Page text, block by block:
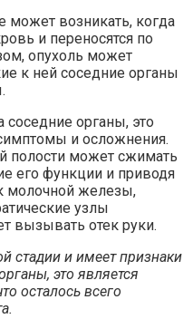
может возникать, когда
и переносятся по
опухоль может
к ней соседние органы
соседние органы, это
и осложнения.
полости может сжимать
его функции и приводя
молочной железы,
узлы
вызывать отек руки.
стадии и имеет признаки
это является
осталось всего